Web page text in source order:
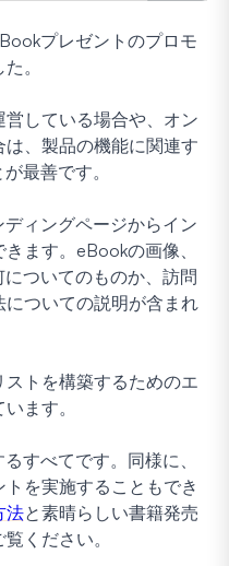
プレゼントのプロモ
。
している場合や、オン
、製品の機能に関連す
最善です。
ィングページからイン
ます。eBookの画像、
ついてのものか、訪問
ついての説明が含まれ
トを構築するためのエ
ます。
すべてです。同様に、
を実施することもでき
法と素晴らしい書籍発売
ください。